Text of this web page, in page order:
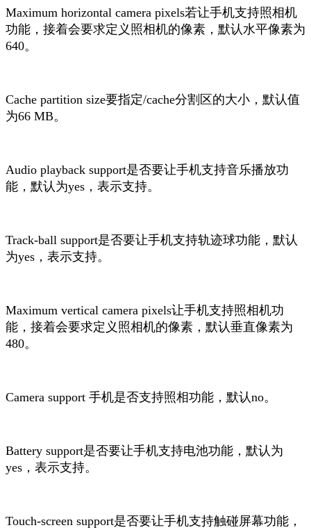
Maximum horizontal camera pixels若让手机支持照相机
功能，接着会要求定义照相机的像素，默认水平像素为
640。
Cache partition size要指定/cache分割区的大小，默认值
为66 MB。
Audio playback support是否要让手机支持音乐播放功
能，默认为yes，表示支持。
Track-ball support是否要让手机支持轨迹球功能，默认
为yes，表示支持。
Maximum vertical camera pixels让手机支持照相机功
能，接着会要求定义照相机的像素，默认垂直像素为
480。
Camera support 手机是否支持照相功能，默认no。
Battery support是否要让手机支持电池功能，默认为
yes，表示支持。
Touch-screen support是否要让手机支持触碰屏幕功能，